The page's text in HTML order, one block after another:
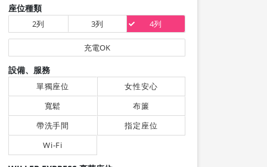
座位種類
2列 3列 4列
充電OK
設備、服務
單獨座位
女性安心
寬鬆
布簾
帶洗手間
指定座位
Wi-Fi